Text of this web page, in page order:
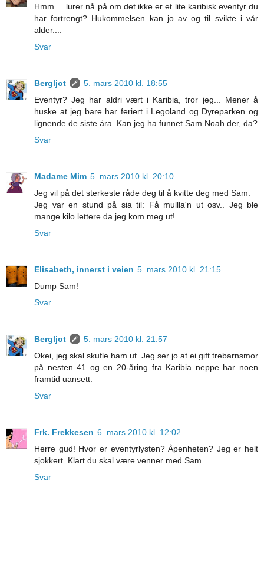
Hmm.... lurer nå på om det ikke er et lite karibisk eventyr du
har fortrengt? Hukommelsen kan jo av og til svikte i vår
alder....
Svar
Bergljot
5. mars 2010 kl. 18:55
Eventyr? Jeg har aldri vært i Karibia, tror jeg... Mener å
huske at jeg bare har feriert i Legoland og Dyreparken og
lignende de siste åra. Kan jeg ha funnet Sam Noah der, da?
Svar
Madame Mim 5. mars 2010 kl. 20:10
Jeg vil på det sterkeste råde deg til å kvitte deg med Sam.
Jeg var en stund på sia til: Få mullla'n ut osv.. Jeg ble
mange kilo lettere da jeg kom meg ut!
Svar
Elisabeth, innerst i veien 5. mars 2010 kl. 21:15
Dump Sam!
Svar
Bergljot
5. mars 2010 kl. 21:57
Okei, jeg skal skufle ham ut. Jeg ser jo at ei gift trebarnsmor
på nesten 41 og en 20-åring fra Karibia neppe har noen
framtid uansett.
Svar
Frk. Frekkesen 6. mars 2010 kl. 12:02
Herre gud! Hvor er eventyrlysten? Åpenheten? Jeg er helt
sjokkert. Klart du skal være venner med Sam.
Svar